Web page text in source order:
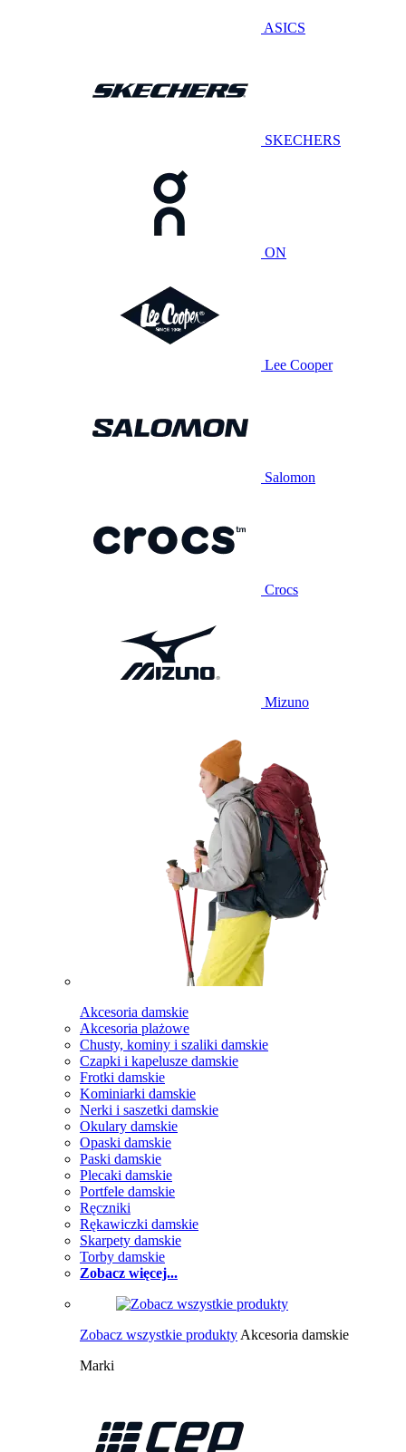
ASICS
SKECHERS
ON
Lee Cooper
Salomon
Crocs
Mizuno
Akcesoria damskie
Akcesoria plażowe
Chusty, kominy i szaliki damskie
Czapki i kapelusze damskie
Frotki damskie
Kominiarki damskie
Nerki i saszetki damskie
Okulary damskie
Opaski damskie
Paski damskie
Plecaki damskie
Portfele damskie
Ręczniki
Rękawiczki damskie
Skarpety damskie
Torby damskie
Zobacz więcej...
Zobacz wszystkie produkty Akcesoria damskie
Marki